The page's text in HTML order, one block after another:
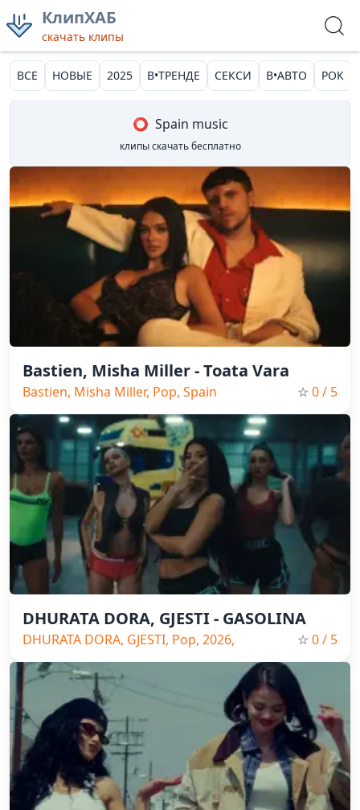
КлипХАБ
скачать клипы
ВСЕ НОВЫЕ 2025 В•ТРЕНДЕ СЕКСИ В•АВТО РОК
⭕ Spain music
клипы скачать бесплатно
Bastien, Misha Miller - Toata Vara
Bastien, Misha Miller, Pop, Spain
Music, 2026
☆ 0/ 5
DHURATA DORA, GJESTI - GASOLINA
DHURATA DORA, GJESTI, Pop, 2026,
Spain Music
☆ 0/ 5